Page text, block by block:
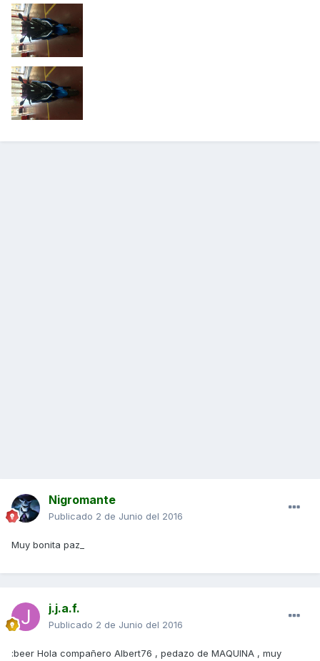
Nigromante
Publicado 2 de Junio del 2016
Muy bonita paz_
j.j.a.f.
Publicado 2 de Junio del 2016
:beer Hola compañero Albert76 , pedazo de MAQUINA , muy